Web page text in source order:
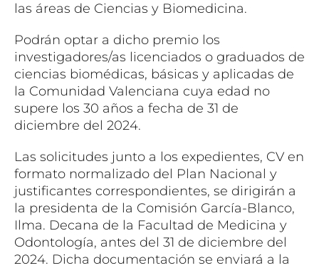
las áreas de Ciencias y Biomedicina.
Podrán optar a dicho premio los
investigadores/as licenciados o graduados de
ciencias biomédicas, básicas y aplicadas de
la Comunidad Valenciana cuya edad no
supere los 30 años a fecha de 31 de
diciembre del 2024.
Las solicitudes junto a los expedientes, CV en
formato normalizado del Plan Nacional y
justificantes correspondientes, se dirigirán a
la presidenta de la Comisión García-Blanco,
Ilma. Decana de la Facultad de Medicina y
Odontología, antes del 31 de diciembre del
2024. Dicha documentación se enviará a la